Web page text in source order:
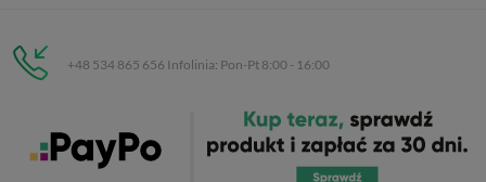
+48 534 865 656 Infolinia: Pon-Pt 8:00 - 16:00
C.H. Respan, Rejtana 53a/250
35-326 Rzeszów